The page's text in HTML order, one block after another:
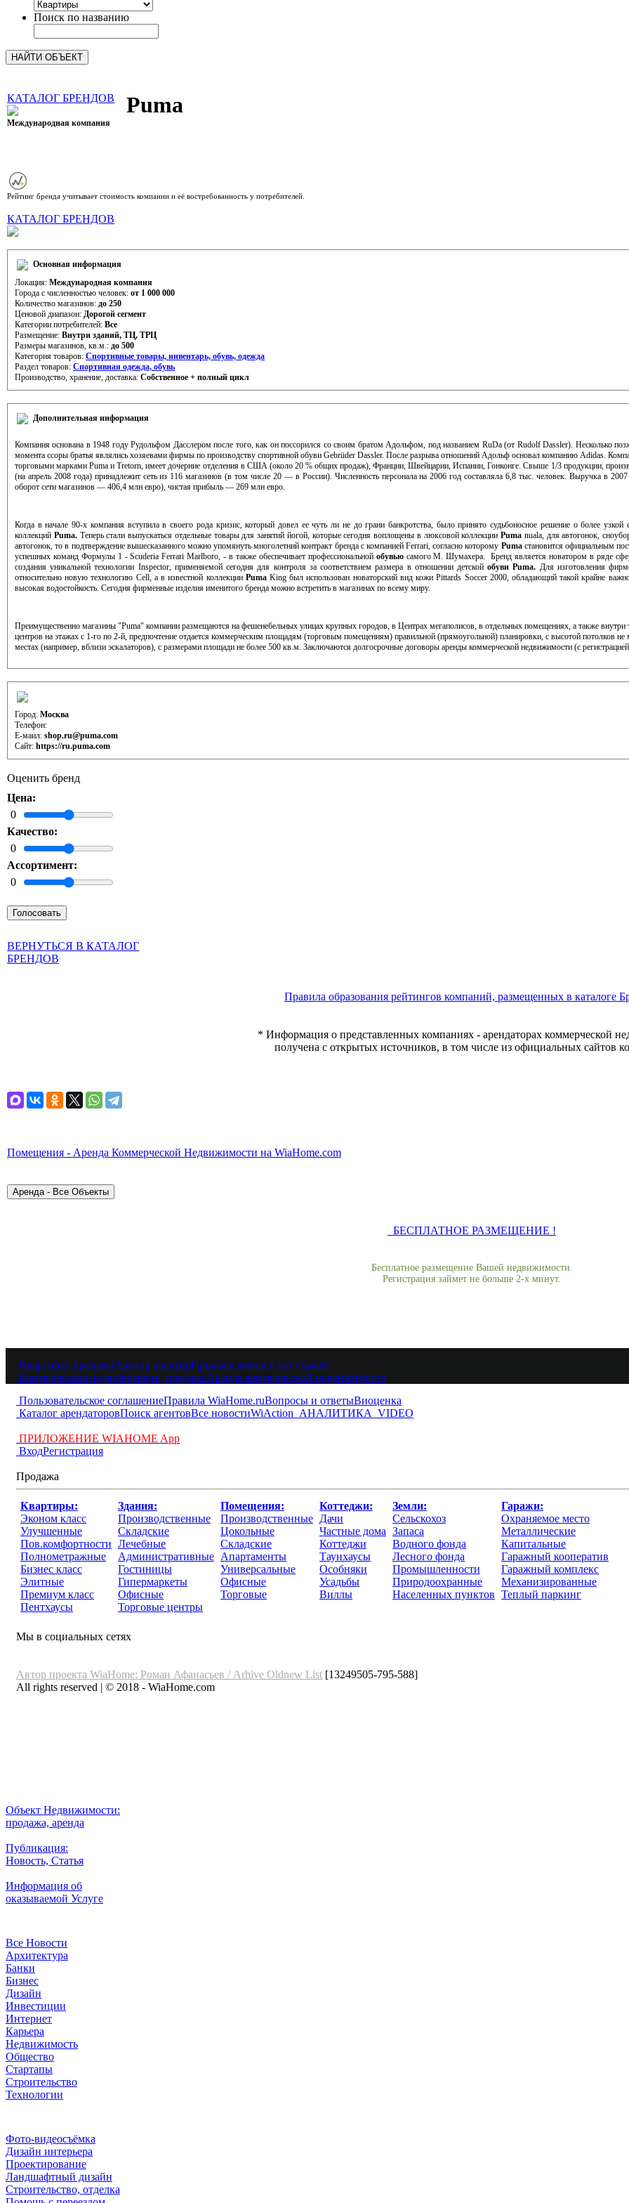
Поиск по названию
КАТАЛОГ БРЕНДОВ Puma
Международная компания
Рейтинг бренда учитывает стоимость компании и её востребованность у потребителей.
КАТАЛОГ БРЕНДОВ
Основная информация
Локация: Международная компания
Города с численностью человек: от 1 000 000
Количество магазинов: до 250
Ценовой диапазон: Дорогой сегмент
Категории потребителей: Все
Размещение: Внутри зданий, ТЦ, ТРЦ
Размеры магазинов, кв.м.: до 500
Категория товаров: Спортивные товары, инвентарь, обувь, одежда
Раздел товаров: Спортивная одежда, обувь
Производство, хранение, доставка: Собственное + полный цикл
Дополнительная информация
Компания основана в 1948 году Рудольфом Дасслером после того, как он поссорился со своим братом Адольфом, под названием RuDa (от Rudolf Dassler). Несколько
момента ссоры братья являлись хозяевами фирмы по производству спортивной обуви Gebrüder Dassler. После разрыва отношений Адольф основал компанию Adidas.
торговыми марками Puma и Tretorn, имеет дочерние отделения в США (около 20 % общих продаж), Франции, Швейцарии, Испании, Гонконге. Свыше 1/3 продукции,
(на апрель 2008 года) принадлежит сеть из 116 магазинов (в том числе 20 — в России). Численность персонала на 2006 год составляла 6,8 тыс. человек. Выручка в
оборот сети магазинов — 406,4 млн евро), чистая прибыль — 269 млн евро.
Когда в начале 90-х компания вступила в своего рода кризис, который довел ее чуть ли не до грани банкротства, было принято судьбоносное решение о более узкой
коллекций Puma. Теперь стали выпускаться отдельные товары для занятий йогой, которые сегодня воплощены в люксовой коллекцииPuma nuala, для автогонок,
автогонок, то в подтверждение вышесказанного можно упомянуть многолетний контракт бренда с компанией Ferrari, согласно которому Puma становится официальным
успешных команд Формулы 1 - Scuderia Ferrari Marlboro, - в также обеспечивает профессиональной обувьюсамого М. Шумахера. Бренд является новатором в ряде
создания уникальной технологии Inspector, применяемой сегодня для контроля за соответствием размера в отношении детскойобуви Puma. Для изготовления
относительно новую технологию Cell, а в известной коллекции PumaKing был использован новаторский вид кожи Pittards Soccer 2000, обладающий такой крайне
высокая водостойкость. Сегодня фирменные изделия именитого бренда можно встретить в магазинах по всему миру.
Преимущественно магазины "Puma" компании размещаются на фешенебельных улицах крупных городов, в Центрах мегаполисов, в отдельных помещениях, а также внутри
центров на этажах с 1-го по 2-й, предпочтение отдается коммерческим площадям (торговым помещениям) правильной (прямоугольной) планировки, с высотой потолков
местах (например, вблизи эскалаторов), с размерами площади не более 500 кв.м. Заключаются долгосрочные договоры аренды коммерческой недвижимости (с
Город: Москва
Телефон:
Е-маил: shop.ru@puma.com
Сайт: https://ru.puma.com
Оценить бренд
Цена:
0
Качество:
0
Ассортимент:
0
ВЕРНУТЬСЯ В КАТАЛОГ
БРЕНДОВ
Правила образования рейтингов компаний, размещенных в каталоге
* Информация о представленных компаниях - арендаторах коммерческой
получена с открытых источников, в том числе из официальных сайтов
Помещения - Аренда Коммерческой Недвижимости на WiaHome.com
БЕСПЛАТНОЕ РАЗМЕЩЕНИЕ !
Бесплатное размещение Вашей недвижимости.
Регистрация займет не больше 2-х минут.
Квартиры, продажаАренда квартирПродажа домов и коттеджей
Коммерческая недвижимость, продажаАренда коммерческой недвижимости
Пользовательское соглашениеПравила WiaHome.ruВопросы и ответыВиоценка
Каталог арендаторовПоиск агентовВсе новостиWiAction АНАЛИТИКА VIDEO
ПРИЛОЖЕНИЕ WIAHOME App
ВходРегистрация
Продажа
Квартиры:
Эконом класс
Улучшенные
Пов.комфортности
Полнометражные
Бизнес класс
Элитные
Премиум класс
Пентхаусы
Здания:
Производственные
Складские
Лечебные
Административные
Гостиницы
Гипермаркеты
Офисные
Торговые центры
Помещения:
Производственные
Цокольные
Складские
Апартаменты
Универсальные
Офисные
Торговые
Коттеджи:
Дачи
Частные дома
Коттеджи
Таунхаусы
Особняки
Усадьбы
Виллы
Земли:
Сельскохоз
Запаса
Водного фонда
Лесного фонда
Промышленности
Природоохранные
Населенных пунктов
Гаражи:
Охраняемое место
Металлические
Капитальные
Гаражный кооператив
Гаражный комплекс
Механизированные
Теплый паркинг
Мы в социальных сетях
Автор проекта WiaHome: Роман Афанасьев / Arhive Oldnew List [13249505-795-588]
All rights reserved | © 2018 - WiaHome.com
Объект Недвижимости:
продажа, аренда
Публикация:
Новость, Статья
Информация об
оказываемой Услуге
Все Новости
Архитектура
Банки
Бизнес
Дизайн
Инвестиции
Интернет
Карьера
Недвижимость
Общество
Стартапы
Строительство
Технологии
Фото-видеосъёмка
Дизайн интерьера
Проектирование
Ландшафтный дизайн
Строительство, отделка